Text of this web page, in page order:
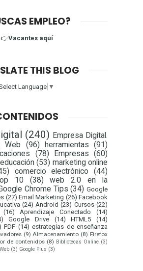
EMPLEO?
👉Vacantes aquí
THIS BLOG
Language ▼
(240) Empresa Digital.
Web (96) herramientas
(91)
(78) Empresas
(60)
educación (53) marketing online
comercio electrónico
(44)
10 (38)
web 2.0 en la
Chrome Tips (34) Google
(27) Email Marketing (26) Facebook
(24) Android (23) Cursos (22)
(16) Aprendizaje Conectado
(14)
Google Drive (14) HTML5
(14)
PDF (14) estrategias de enseñanza
(9) Almacenamiento (8) Firefox
de contenidos (8) Bibliotecas Online (3)
(3) Google Plus (3)